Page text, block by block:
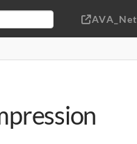
AVA_Net